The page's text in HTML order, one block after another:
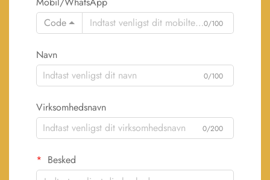
Code
0/100
Navn
0/100
Virksomhedsnavn
0/200
Besked